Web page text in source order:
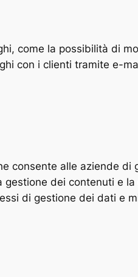
come la possibilità di
con i clienti tramite e-
consente alle aziende
dei contenuti e
di gestione dei dati e